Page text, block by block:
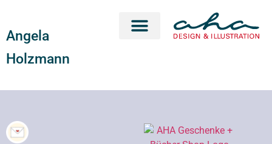
Angela
Holzmann